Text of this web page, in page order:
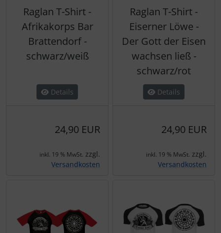
Raglan T-Shirt -
Afrikakorps Bar
Brattendorf -
schwarz/weiß
Details
24,90 EUR
inkl. 19 % MwSt. zzgl.
Versandkosten
Raglan T-Shirt -
Eiserner Löwe -
Der Gott der Eisen
wachsen ließ -
schwarz/rot
Details
24,90 EUR
inkl. 19 % MwSt. zzgl.
Versandkosten